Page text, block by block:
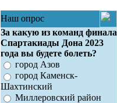
Наш опрос
За какую из команд финала
Спартакиады Дона 2023
года вы будете болеть?
город Азов
город Каменск-
Шахтинский
Миллеровский район